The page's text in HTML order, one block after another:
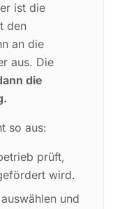
ist die
den
an die
aus. Die
die
so aus:
prüft,
wird.
und